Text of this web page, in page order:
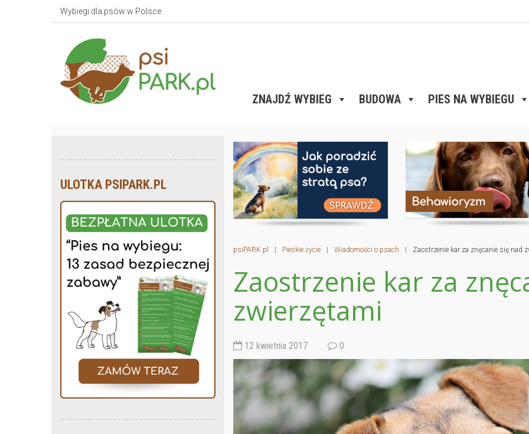
Wybiegi dla psów w Polsce
ZNAJDŹ WYBIEG BUDOWA PIES NA WYBIEGU
ULOTKA PSIPARK.PL
psiPARK.pl Pieskie życie Wiadomości o psach Zaostrzenie kar za znęcanie się nad
Zaostrzenie kar za
zwierzętami
12 kwietnia 2017 0